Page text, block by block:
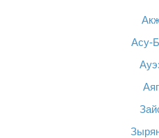
Асу-